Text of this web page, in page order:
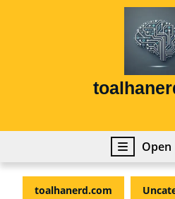
Open
toalhanerd.com